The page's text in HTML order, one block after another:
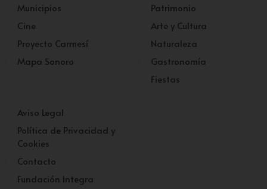
Municipios
Cine
Proyecto Carmesí
Mapa Sonoro
Patrimonio
Arte y Cultura
Naturaleza
Gastronomía
Fiestas
Aviso Legal
Política de Privacidad y
Cookies
Contacto
Fundación Integra